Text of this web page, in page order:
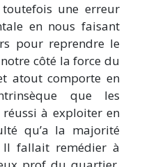
une erreur
en nous faisant
pour reprendre le
côté la force du
atout comporte en
que les
à exploiter en
qu’a la majorité
Il fallait remédier à